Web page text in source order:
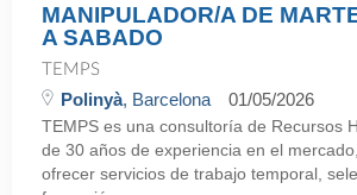
MANIPULADOR/A DE
A SABADO
TEMPS
Polinyà, Barcelona 01/05/2026
TEMPS es una consultoría de Recursos
de 30 años de experiencia en el
ofrecer servicios de trabajo temporal,